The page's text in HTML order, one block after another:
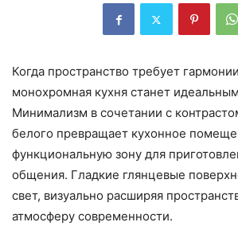
Когда пространство требует
монохромная кухня станет
Минимализм в сочетании с
белого превращает кухонное
функциональную зону для
общения. Гладкие глянцевые
свет, визуально расширяя
атмосферу современности.